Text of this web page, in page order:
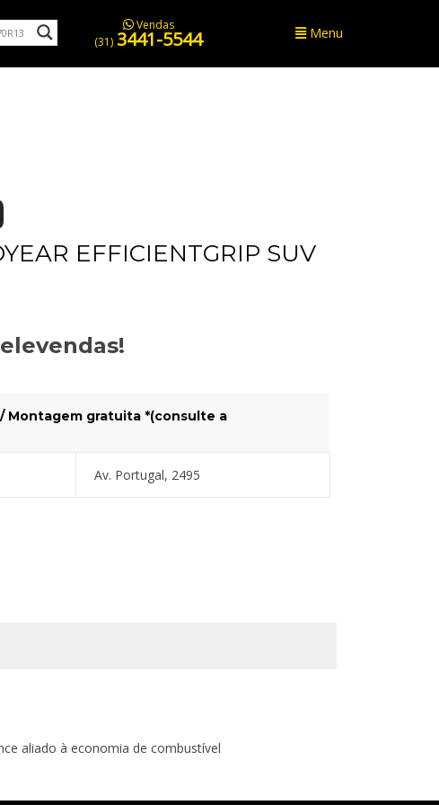
Vendas
(31) 3441-5544 Menu
EFFICIENTGRIP SUV
Montagem gratuita *(consulte a
Av. Portugal, 2495
aliado à economia de combustível